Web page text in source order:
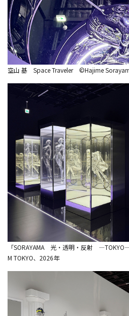
空山 基 Space Traveler ©Hajime
「SORAYAMA 光・透明・反射
M TOKYO、2026年